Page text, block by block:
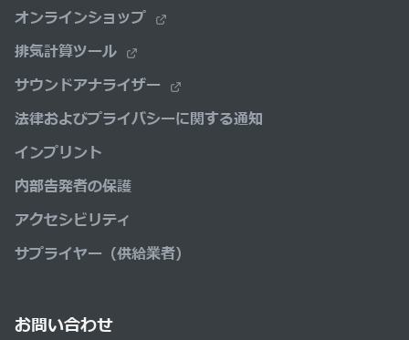
オンラインショップ
排気計算ツール
サウンドアナライザー
法律およびプライバシーに関する通知
インプリント
内部告発者の保護
アクセシビリティ
サプライヤー（供給業者）
お問い合わせ